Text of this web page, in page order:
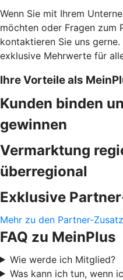
Wenn Sie mit Ihrem
möchten oder Fragen zum
kontaktieren Sie uns
exklusive Mehrwerte für
Ihre Vorteile als
Kunden binden
gewinnen
Vermarktung
überregional
Exklusive
Mehr zu den Partner-
FAQ zu MeinPlus
Wie werde ich Mitglied?
Was kann ich tun, wenn